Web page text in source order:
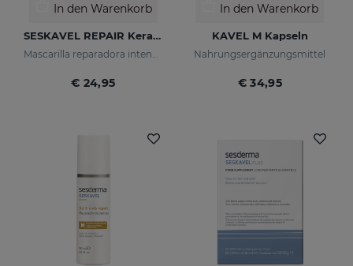
In den Warenkorb
SESKAVEL REPAIR Keratin-Haarkur
Mascarilla reparadora intensiva que reconstruye, nutre el cabello y evita el encrespamiento.
€ 24,95
In den Warenkorb
KAVEL M Kapseln
Nahrungsergänzungsmittel
€ 34,95